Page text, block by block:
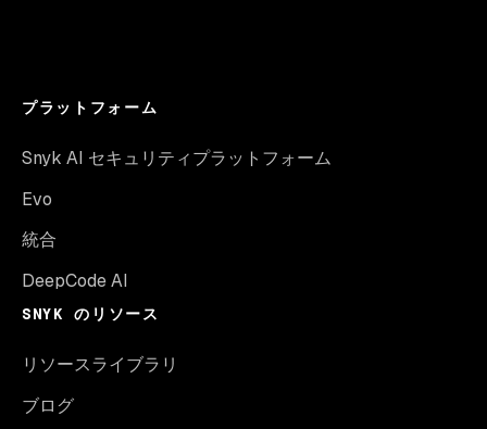
プラットフォーム
Snyk AI セキュリティプラットフォーム
Evo
統合
DeepCode AI
SNYK のリソース
リソースライブラリ
ブログ